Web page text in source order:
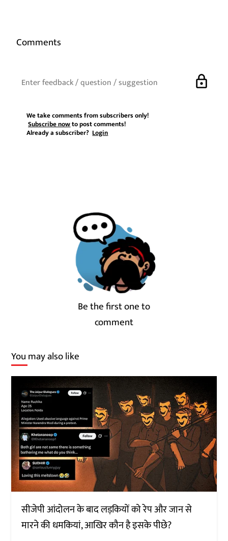
Comments
lock
We take comments from subscribers only!
Subscribe nowto post comments!
Already a subscriber?Login
Be the first one to
comment
You may also like
सीजेपी आंदोलन के बाद लड़कियों को रेप और जान से
मारने की धमकियां, आखिर कौन है इसके पीछे?